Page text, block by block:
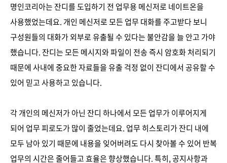
명인코리아는 잔디를 도입하기 전 업무용 메신저로 네이트온을
사용했었는데요. 개인 메신저로 모든 업무 대화를 주고받다 보니
구성원들의 대화가 외부로 유출될 수 있다는 불안감을 늘 안고 가야
했습니다. 잔디는 모든 메시지와 파일이 전송 즉시 암호화 처리되기
때문에 사내에 중요한 자료들을 유출 걱정 없이 잔디에서 공유할 수
있어 믿고 사용하고 있습니다.
각 개인의 메신저가 아닌 잔디 하나에서 모든 업무가 이루어지게
되어 업무 피로도가 많이 줄었는데요. 업무 히스토리가 잔디 내에
모두 남아 있기 때문에 내용을 잊어버려도 다시 찾아볼 수 있어 반복
업무의 시간은 줄어들고 효율은 향상했습니다. 특히, 공지사항과